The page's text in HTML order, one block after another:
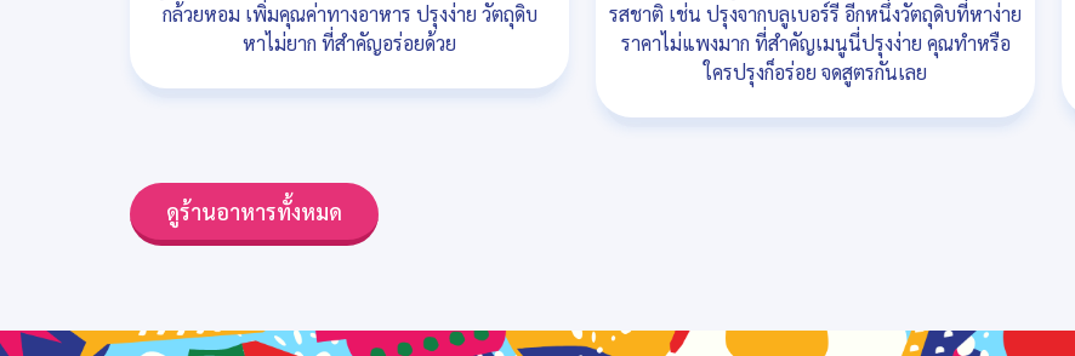
กล้วยหอม เพิ่มคุณค่าทางอาหาร ปรุงง่าย วัตถุดิบ
หาไม่ยาก ที่สำคัญอร่อยด้วย
รสชาติ เช่น ปรุงจากบลูเบอร์รี อีกหนึ่งวัตถุดิบที่หาง่าย
ราคาไม่แพงมาก ที่สำคัญเมนูนี่ปรุงง่าย คุณทำหรือ
ใครปรุงก็อร่อย จดสูตรกันเลย
ดูร้านอาหารทั้งหมด